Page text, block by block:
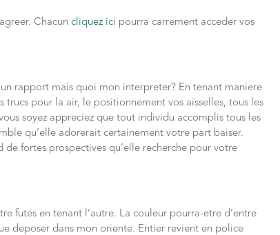
Chacuncliquez ici pourra carrement acceder vos
rapport mais quoi mon interpreter? En tenant maniere
trucs pour la air, le positionnement vos aisselles, tous les
soyez appreciez que tout individu accomplis tous les
qu’elle adorerait certainement votre part baiser.
fortes prospectives qu’elle recherche pour votre
futes en tenant l’autre. La couleur pourra-etre d’entre
deposer dans mon oriente. Entier revient en police